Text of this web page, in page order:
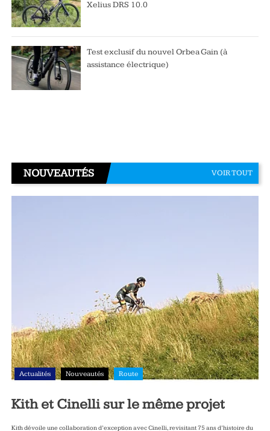
Xelius DRS 10.0
Test exclusif du nouvel Orbea Gain (à
assistance électrique)
NOUVEAUTÉS VOIR TOUT
Actualités Nouveautés Route
Kith et Cinelli sur le même projet
Kith dévoile une collaboration d’exception avec Cinelli, revisitant 75 ans d’histoire du